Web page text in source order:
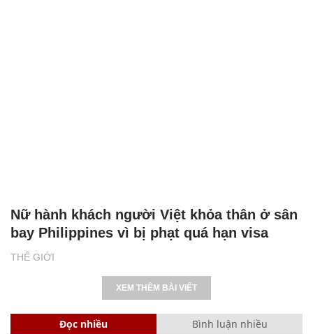
THẾ GIỚI
Nữ hành khách người Việt khỏa thân ở sân
bay Philippines vì bị phạt quá hạn visa
XEM THÊM BÀI VIẾT
Đọc nhiều Bình luận nhiều